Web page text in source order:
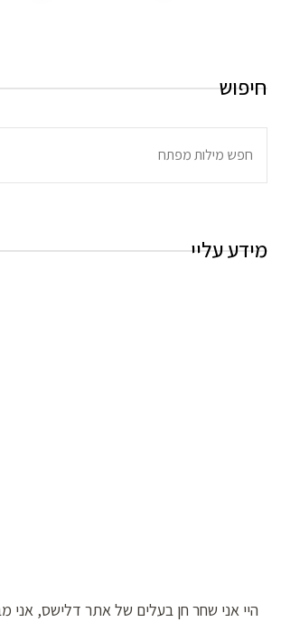
חיפוש
מידע עליי
היי אני שחר חן בעלים של אתר דלישס, אני